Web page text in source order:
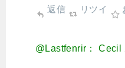
返信 リツイ
@Lastfenrir： Cecil